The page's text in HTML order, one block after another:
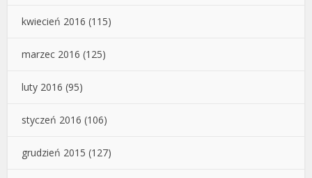
kwiecień 2016 (115)
marzec 2016 (125)
luty 2016 (95)
styczeń 2016 (106)
grudzień 2015 (127)